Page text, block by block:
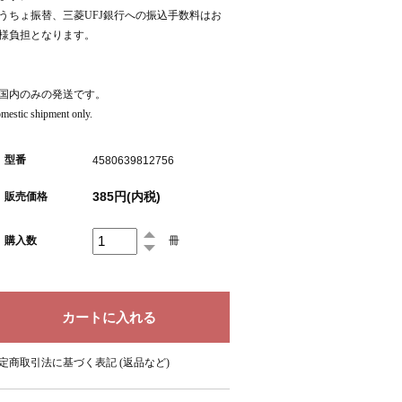
ちょ振替、三菱UFJ銀行への振込手数料はお
負担となります。
内のみの発送です。
shipment only.
型番 4580639812756
販売価格 385円(内税)
購入数 冊
商取引法に基づく表記 (返品など)